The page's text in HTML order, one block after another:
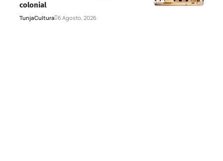
colonial
TunjaCultura 6 Agosto, 2026